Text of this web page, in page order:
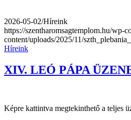
2026-05-02/Híreink
https://szentharomsagtemplom.hu/wp-
content/uploads/2025/11/
Híreink
XIV. LEÓ PÁPA
Képre kattintva megtekinthető a teljes